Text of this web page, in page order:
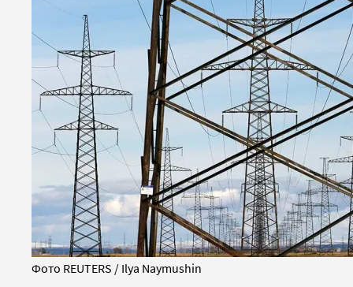
Фото REUTERS / Ilya Naymushin